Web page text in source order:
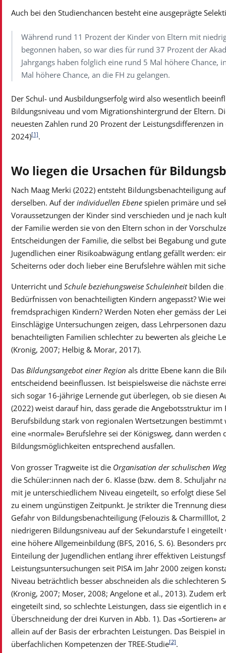
Auch bei den Studienchancen besteht eine ausgeprägte
Während rund 11 Prozent der Kinder von Eltern mit
begonnen haben, so war dies für rund 37 Prozent der
Jahrgangs haben folglich eine rund 5 Mal höhere
Mal höhere Chance, an die FH zu gelangen.
Der Schul- und Ausbildungserfolg wird also wesentlich
Bildungsniveau und vom Migrationshintergrund der Eltern.
neuesten Zahlen rund 20 Prozent der Leistungsdifferenzen
2024)[1].
Wo liegen die Ursachen für
Nach Maag Merki (2022) entsteht Bildungsbenachteiligung
derselben. Auf der individuellen Ebenespielen primäre und
Voraussetzungen der Kinder sind verschieden und je nach
der Familie werden sie von den Eltern schon in der
Entscheidungen der Familie, die selbst bei Begabung und
Jugendlichen einer Risikoabwägung entlang gefällt werden:
Scheiterns oder doch lieber eine Berufslehre wählen mit
Unterricht und Schule beziehungsweise Schuleinheitbilden die
Bedürfnissen von benachteiligten Kindern angepasst? Wie
fremdsprachigen Kindern? Werden Noten eher gemäss der
Einschlägige Untersuchungen zeigen, dass Lehrpersonen
benachteiligten Familien schlechter zu bewerten als gleiche
(Kronig, 2007; Helbig & Morar, 2017).
Das Bildungsangebot einer Region als dritte Ebene kann die
entscheidend beeinflussen. Ist beispielsweise die nächste
sich sogar 16-jährige Lernende gut überlegen, ob sie diesen
(2022) weist darauf hin, dass gerade die Angebotsstruktur
Berufsbildung stark von regionalen Wertsetzungen
eine «normale» Berufslehre sei der Königsweg, dann
Bildungsmöglichkeiten entsprechend ausfallen.
Von grosser Tragweite ist die Organisation der schulischen
die Schüler:innen nach der 6. Klasse (bzw. dem 8. Schuljahr
mit je unterschiedlichem Niveau eingeteilt, so erfolgt diese
zu einem ungünstigen Zeitpunkt. Je strikter die Trennung
Gefahr von Bildungsbenachteiligung (Felouzis & Charmilllot,
niedrigeren Bildungsniveau auf der Sekundarstufe I
eine höhere Allgemeinbildung (BFS, 2016, S. 6). Besonders
Einteilung der Jugendlichen entlang ihrer effektiven
Leistungsuntersuchungen seit PISA im Jahr 2000 zeigen
Niveau beträchtlich besser abschneiden als die schlechteren
(Kronig, 2007; Moser, 2008; Angelone et al., 2013). Zudem
eingeteilt sind, so schlechte Leistungen, dass sie eigentlich
Überschneidung der drei Kurven in Abb. 1). Das «Sortieren»
allein auf der Basis der erbrachten Leistungen. Das Beispiel
überfachlichen Kompetenzen der TREE-Studie[2].